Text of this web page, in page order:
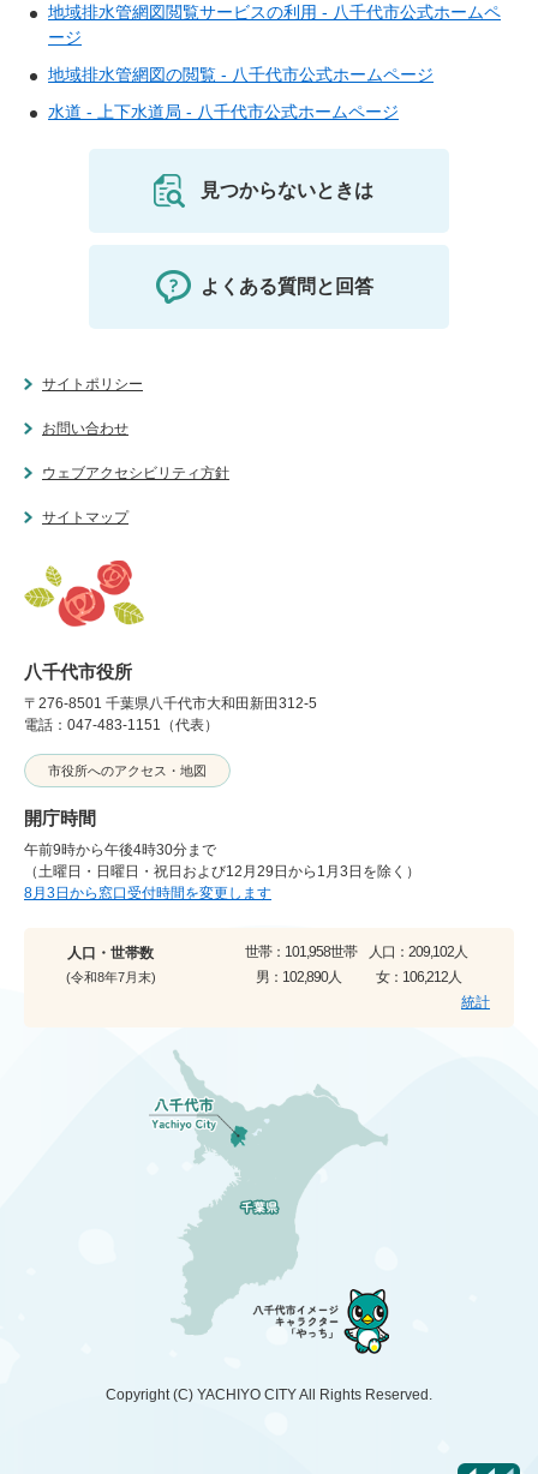
地域排水管網図閲覧サービスの利用 - 八千代市公式ホームペ
ージ
地域排水管網図の閲覧 - 八千代市公式ホームページ
水道 - 上下水道局 - 八千代市公式ホームページ
見つからないときは
よくある質問と回答
サイトポリシー
お問い合わせ
ウェブアクセシビリティ方針
サイトマップ
八千代市役所
〒276-8501 千葉県八千代市大和田新田312-5
電話：047-483-1151（代表）
市役所へのアクセス・地図
開庁時間
午前9時から午後4時30分まで
（土曜日・日曜日・祝日および12月29日から1月3日を除く）
8月3日から窓口受付時間を変更します
人口・世帯数
(令和8年7月末)
世帯： 101,958世帯 人口： 209,102人
男： 102,890人 女： 106,212人
統計
Copyright (C) YACHIYO CITYAll Rights Reserved.